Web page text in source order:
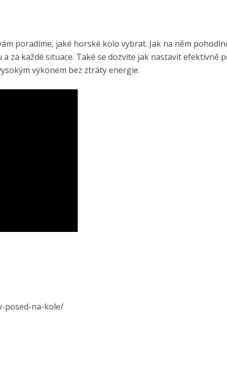
poradíme, jaké horské kolo vybrat. Jak na něm
za každé situace. Také se dozvíte jak nastavit efektivně
výkonem bez ztráty energie.
posed-na-kole/